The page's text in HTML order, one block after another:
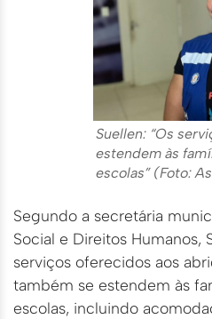
Suellen: “Os
estendem às
escolas” (Foto:
Segundo a secretária
Social e Direitos Humanos,
serviços oferecidos aos
também se estendem às
escolas, incluindo